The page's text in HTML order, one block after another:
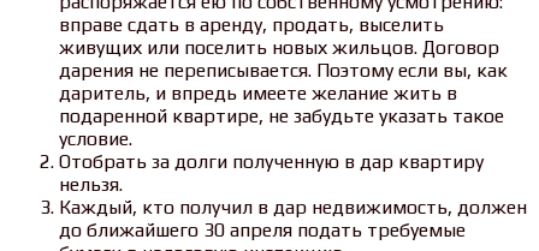
вправе сдать в аренду, продать, выселить
живущих или поселить новых жильцов. Договор
дарения не переписывается. Поэтому если вы, как
даритель, и впредь имеете желание жить в
подаренной квартире, не забудьте указать такое
условие.
Отобрать за долги полученную в дар квартиру
нельзя.
Каждый, кто получил в дар недвижимость, должен
до ближайшего 30 апреля подать требуемые